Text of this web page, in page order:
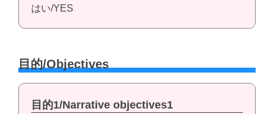
はい/YES
目的/Objectives
目的1/Narrative objectives1